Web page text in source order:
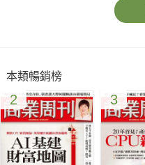
本類暢銷榜
2 3